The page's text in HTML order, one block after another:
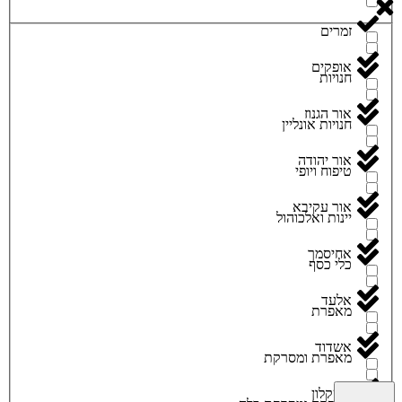
זמרים
חנויות
חנויות אונליין
טיפוח ויופי
יינות ואלכוהול
כלי כסף
מאפרת
מאפרת ומסרקת
אופקים
אור הגנוז
אור יהודה
אור עקיבא
אחיסמך
אלעד
אשדוד
אשקלון